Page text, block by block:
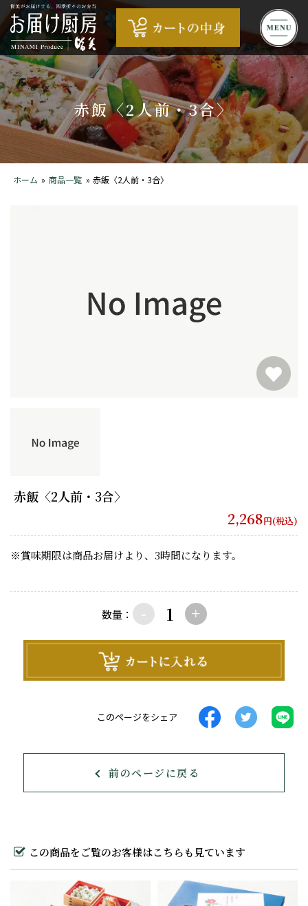
ン
テ
ン
ツ
へ
ス
キ
ッ
プ
赤飯〈2人前・3合〉
ホーム » 商品一覧 » 赤飯〈2人前・3合〉
赤飯〈2人前・3合〉
2,268円(税込)
※賞味期限は商品お届けより、3時間になります。
数量： - +
このページをシェア
前のページに戻る
この商品をご覧のお客様はこちらも見ています